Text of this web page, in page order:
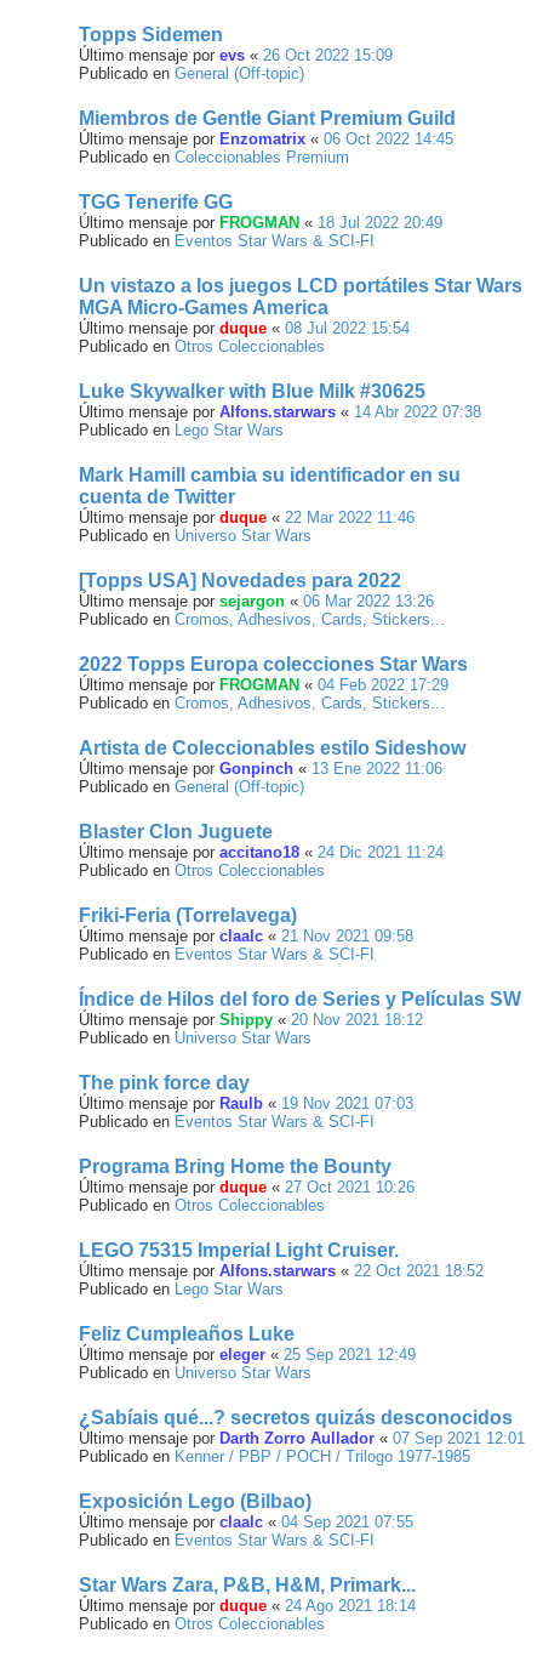
Topps Sidemen
Último mensaje por evs « 26 Oct 2022 15:09
Publicado en General (Off-topic)
Miembros de Gentle Giant Premium Guild
Último mensaje por Enzomatrix « 06 Oct 2022 14:45
Publicado en Coleccionables Premium
TGG Tenerife GG
Último mensaje por FROGMAN « 18 Jul 2022 20:49
Publicado en Eventos Star Wars & SCI-FI
Un vistazo a los juegos LCD portátiles Star Wars
MGA Micro-Games America
Último mensaje por duque « 08 Jul 2022 15:54
Publicado en Otros Coleccionables
Luke Skywalker with Blue Milk #30625
Último mensaje por Alfons.starwars « 14 Abr 2022 07:38
Publicado en Lego Star Wars
Mark Hamill cambia su identificador en su
cuenta de Twitter
Último mensaje por duque « 22 Mar 2022 11:46
Publicado en Universo Star Wars
[Topps USA] Novedades para 2022
Último mensaje por sejargon « 06 Mar 2022 13:26
Publicado en Cromos, Adhesivos, Cards, Stickers...
2022 Topps Europa colecciones Star Wars
Último mensaje por FROGMAN « 04 Feb 2022 17:29
Publicado en Cromos, Adhesivos, Cards, Stickers...
Artista de Coleccionables estilo Sideshow
Último mensaje por Gonpinch « 13 Ene 2022 11:06
Publicado en General (Off-topic)
Blaster Clon Juguete
Último mensaje por accitano18 « 24 Dic 2021 11:24
Publicado en Otros Coleccionables
Friki-Feria (Torrelavega)
Último mensaje por claalc « 21 Nov 2021 09:58
Publicado en Eventos Star Wars & SCI-FI
Índice de Hilos del foro de Series y Películas SW
Último mensaje por Shippy « 20 Nov 2021 18:12
Publicado en Universo Star Wars
The pink force day
Último mensaje por Raulb « 19 Nov 2021 07:03
Publicado en Eventos Star Wars & SCI-FI
Programa Bring Home the Bounty
Último mensaje por duque « 27 Oct 2021 10:26
Publicado en Otros Coleccionables
LEGO 75315 Imperial Light Cruiser.
Último mensaje por Alfons.starwars « 22 Oct 2021 18:52
Publicado en Lego Star Wars
Feliz Cumpleaños Luke
Último mensaje por eleger « 25 Sep 2021 12:49
Publicado en Universo Star Wars
¿Sabíais qué...? secretos quizás desconocidos
Último mensaje por Darth Zorro Aullador « 07 Sep 2021 12:01
Publicado en Kenner / PBP / POCH / Trilogo 1977-1985
Exposición Lego (Bilbao)
Último mensaje por claalc « 04 Sep 2021 07:55
Publicado en Eventos Star Wars & SCI-FI
Star Wars Zara, P&B, H&M, Primark...
Último mensaje por duque « 24 Ago 2021 18:14
Publicado en Otros Coleccionables